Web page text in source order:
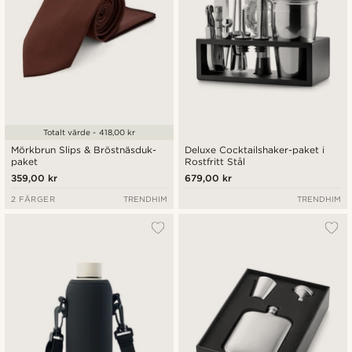
Mörkbrun Slips & Bröstnäsduk-
paket
359,00 kr
Totalt värde - 418,00 kr
2 FÄRGER TRENDHIM
Deluxe Cocktailshaker-paket i
Rostfritt Stål
679,00 kr
TRENDHIM